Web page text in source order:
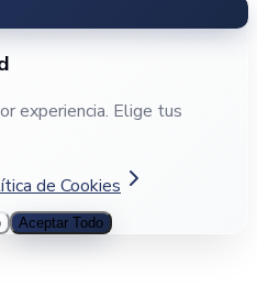
experiencia. Elige tus
de Cookies
Aceptar Todo